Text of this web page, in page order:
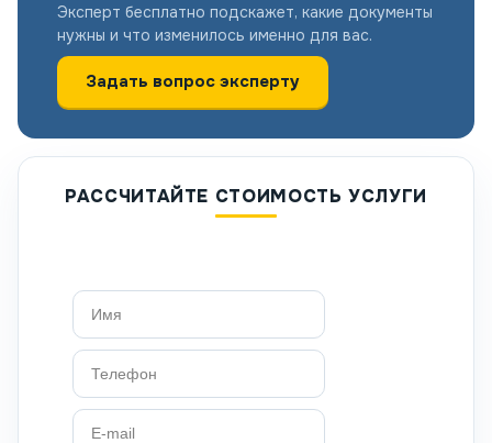
Эксперт бесплатно подскажет, какие документы
нужны и что изменилось именно для вас.
Задать вопрос эксперту
РАССЧИТАЙТЕ СТОИМОСТЬ УСЛУГИ